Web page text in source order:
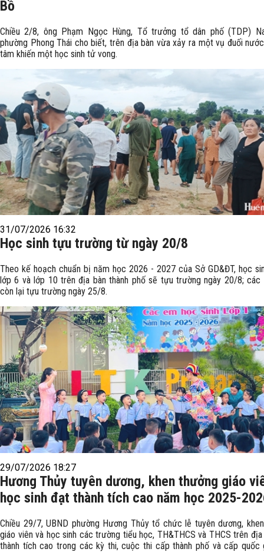
Bồ
Chiều 2/8, ông Phạm Ngọc Hùng, Tổ trưởng tổ dân phố (TDP)
phường Phong Thái cho biết, trên địa bàn vừa xảy ra một vụ đuối
tâm khiến một học sinh tử vong.
31/07/2026 16:32
Học sinh tựu trường từ ngày 20/8
Theo kế hoạch chuẩn bị năm học 2026 - 2027 của Sở GD&ĐT, học
lớp 6 và lớp 10 trên địa bàn thành phố sẽ tựu trường ngày 20/8; các
còn lại tựu trường ngày 25/8.
29/07/2026 18:27
Hương Thủy tuyên dương, khen thưởng giáo
học sinh đạt thành tích cao năm học 2025-
Chiều 29/7, UBND phường Hương Thủy tổ chức lễ tuyên dương,
giáo viên và học sinh các trường tiểu học, TH&THCS và THCS trên
thành tích cao trong các kỳ thi, cuộc thi cấp thành phố và cấp quốc